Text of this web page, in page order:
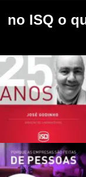
no ISQ o